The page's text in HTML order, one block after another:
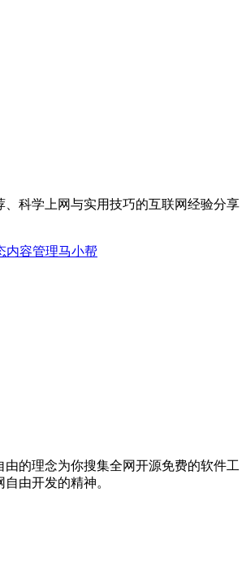
、科学上网与实用技巧的互联网经验分享
内容管理马小帮
由的理念为你搜集全网开源免费的软件工
由开发的精神。